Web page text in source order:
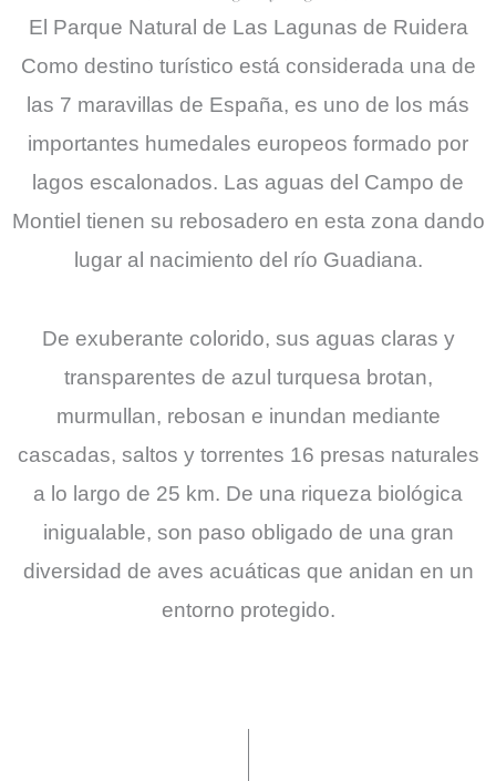
El Parque Natural de Las Lagunas de Ruidera
Como destino turístico está considerada una de
las 7 maravillas de España, es uno de los más
importantes humedales europeos formado por
lagos escalonados. Las aguas del Campo de
Montiel tienen su rebosadero en esta zona dando
lugar al nacimiento del río Guadiana.
De exuberante colorido, sus aguas claras y
transparentes de azul turquesa brotan,
murmullan, rebosan e inundan mediante
cascadas, saltos y torrentes 16 presas naturales
a lo largo de 25 km. De una riqueza biológica
inigualable, son paso obligado de una gran
diversidad de aves acuáticas que anidan en un
entorno protegido.